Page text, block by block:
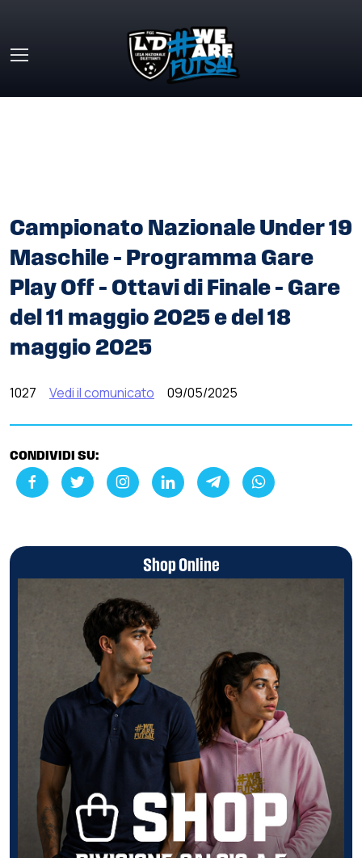
Campionato Nazionale Under 19
Maschile – Programma Gare
Play Off – Ottavi di Finale – Gare
del 11 maggio 2025 e del 18
maggio 2025
1027 Vedi il comunicato 09/05/2025
CONDIVIDI SU:
Shop Online